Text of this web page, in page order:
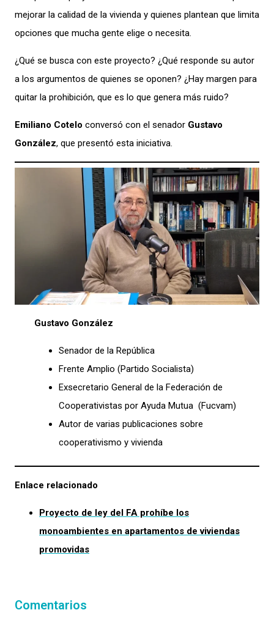
mejorar la calidad de la vivienda y quienes plantean que limita
opciones que mucha gente elige o necesita.
¿Qué se busca con este proyecto? ¿Qué responde su autor
a los argumentos de quienes se oponen? ¿Hay margen para
quitar la prohibición, que es lo que genera más ruido?
Emiliano Cotelo conversó con el senador Gustavo
González, que presentó esta iniciativa.
Gustavo González
Senador de la República
Frente Amplio (Partido Socialista)
Exsecretario General de la Federación de
Cooperativistas por Ayuda Mutua (Fucvam)
Autor de varias publicaciones sobre
cooperativismo y vivienda
Enlace relacionado
Proyecto de ley del FA prohíbe los
monoambientes en apartamentos de viviendas
promovidas
Comentarios